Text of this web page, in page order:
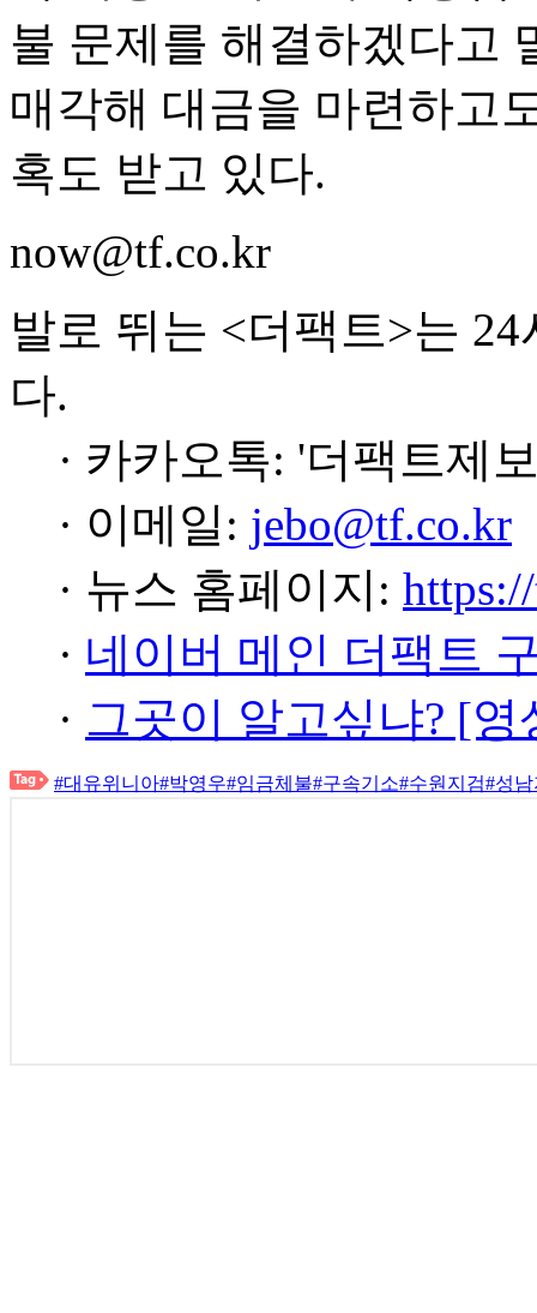
불 문제를 해결하겠다고
매각해 대금을 마련하고
혹도 받고 있다.
now@tf.co.kr
발로 뛰는 <더팩트>는
다.
· 카카오톡: '더팩트제
· 이메일: jebo@tf.co.kr
· 뉴스 홈페이지:
· 네이버 메인 더팩트
· 그곳이 알고싶냐? [
#대유위니아#박영우#임금체불#구속기소#수원지검#성